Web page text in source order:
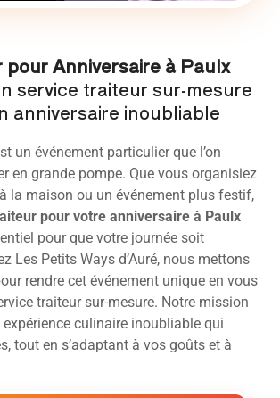
Anniversaire à Paulx
service traiteur sur-mesure
anniversaire inoubliable
un événement particulier que l’on
en grande pompe. Que vous organisiez
la maison ou un événement plus festif,
pour votre anniversaire à Paulx
pour que votre journée soit
Les Petits Ways d’Auré, nous mettons
rendre cet événement unique en vous
traiteur sur-mesure. Notre mission
expérience culinaire inoubliable qui
tout en s’adaptant à vos goûts et à